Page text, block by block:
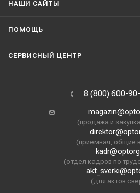
НАШИ CАЙТЫ
ПОМОЩЬ
СЕРВИСНЫЙ ЦЕНТР
8 (800) 600-
(продажа и
(приёмная, общие
(отдел кадров по
(для актов